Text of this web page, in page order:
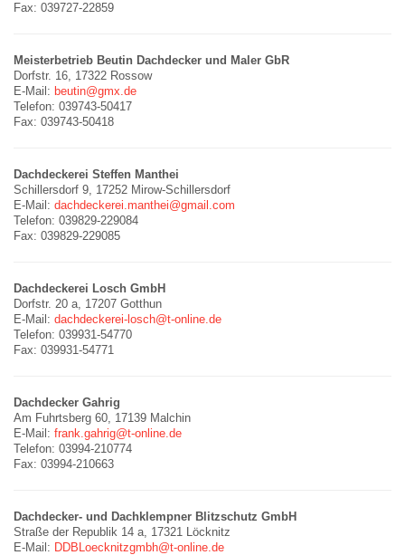
Fax: 039727-22859
Meisterbetrieb Beutin Dachdecker und Maler GbR
Dorfstr. 16, 17322 Rossow
E-Mail: beutin@gmx.de
Telefon: 039743-50417
Fax: 039743-50418
Dachdeckerei Steffen Manthei
Schillersdorf 9, 17252 Mirow-Schillersdorf
E-Mail: dachdeckerei.manthei@gmail.com
Telefon: 039829-229084
Fax: 039829-229085
Dachdeckerei Losch GmbH
Dorfstr. 20 a, 17207 Gotthun
E-Mail: dachdeckerei-losch@t-online.de
Telefon: 039931-54770
Fax: 039931-54771
Dachdecker Gahrig
Am Fuhrtsberg 60, 17139 Malchin
E-Mail: frank.gahrig@t-online.de
Telefon: 03994-210774
Fax: 03994-210663
Dachdecker- und Dachklempner Blitzschutz GmbH
Straße der Republik 14 a, 17321 Löcknitz
E-Mail: DDBLoecknitzgmbh@t-online.de